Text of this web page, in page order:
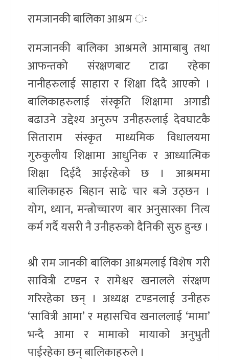
रामजानकी बालिका आश्रम ः
रामजानकी बालिका आश्रमले आमाबाबु तथा
आफन्तको संरक्षणबाट टाढा रहेका
नानीहरुलाई साहारा र शिक्षा दिदै आएको ।
बालिकाहरुलाई संस्कृति शिक्षामा अगाडी
बढाउने उद्देश्य अनुरुप उनीहरुलाई देवघाटकै
सिताराम संस्कृत माध्यमिक विधालयमा
गुरुकुलीय शिक्षामा आधुनिक र आध्यात्मिक
शिक्षा दिईदै आईरहेको छ । आश्रममा
बालिकाहरु बिहान साढे चार बजे उठ्छन ।
योग, ध्यान, मन्त्रोच्चारण बार अनुसारका नित्य
कर्म गर्दै यसरी नै उनीहरुको दैनिकी सुरु हुन्छ ।
श्री राम जानकी बालिका आश्रमलाई विशेष गरी
सावित्री टण्डन र रामेश्वर खनालले संरक्षण
गरिरहेका छन् । अध्यक्ष टण्डनलाई उनीहरु
‘सावित्री आमा’ र महासचिव खनाललाई ‘मामा’
भन्दै आमा र मामाको मायाको अनुभुती
पाईरहेका छन् बालिकाहरुले ।